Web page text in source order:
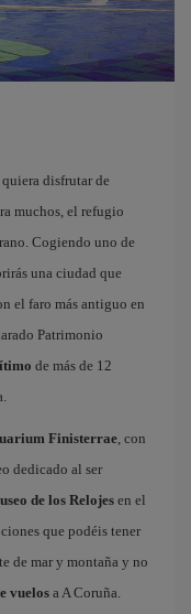
disfrutar de
muchos, el refugio
Cogiendo uno de
una ciudad que
el faro más antiguo en
Patrimonio
de más de 12
Finisterrae, con
dedicado al ser
de los Relojes en el
que podéis tener
de mar y montaña y no
vuelosa A Coruña.